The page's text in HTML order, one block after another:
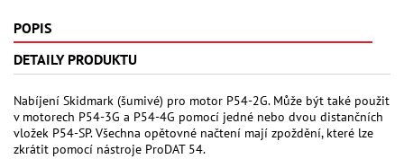
POPIS
DETAILY PRODUKTU
Nabíjení Skidmark (šumivé) pro motor P54-2G. Může být také použit
v motorech P54-3G a P54-4G pomocí jedné nebo dvou distančních
vložek P54-SP. Všechna opětovné načtení mají zpoždění, které lze
zkrátit pomocí nástroje ProDAT 54.